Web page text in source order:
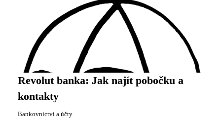
Revolut banka: Jak najít pobočku a
kontakty
Bankovnictví a účty